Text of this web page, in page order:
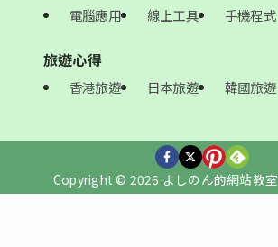
電腦應用 線上工具 手機程式
旅遊心得
香港旅遊 日本旅遊 韓國旅遊
Copyright © 2026 よしのん的網站教室